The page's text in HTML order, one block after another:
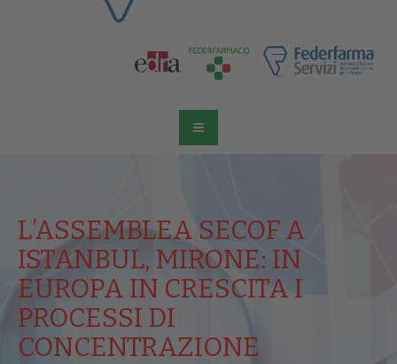
L’ASSEMBLEA SECOF A
ISTANBUL, MIRONE: IN
EUROPA IN CRESCITA I
PROCESSI DI
CONCENTRAZIONE